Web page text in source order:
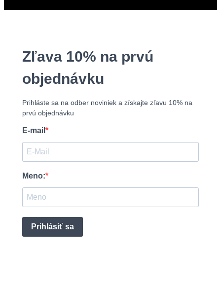
Zľava 10% na prvú
objednávku
Prihláste sa na odber noviniek a získajte zľavu 10% na
prvú objednávku
E-mail
Meno:
Prihlásiť sa